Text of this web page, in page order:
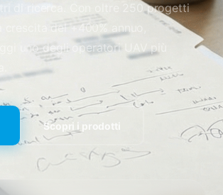
di ricerca. Con oltre 250 progetti
crescita del +400% annuo,
uno degli operatori UAV più
Scopri i prodotti